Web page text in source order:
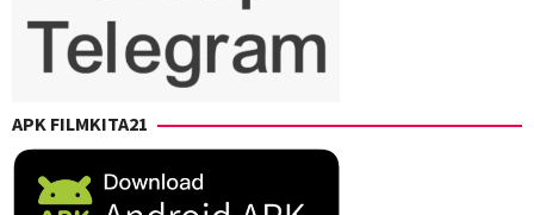
APK FILMKITA21